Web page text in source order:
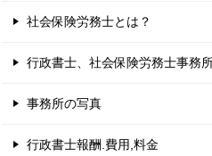
社会保険労務士とは？
行政書士、社会保険労務士事務
事務所の写真
行政書士報酬.費用,料金